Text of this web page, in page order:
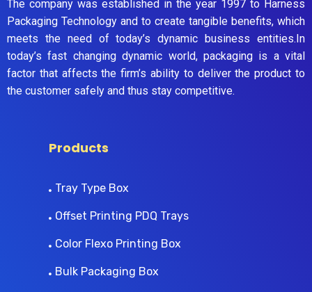
The company was established in the year 1997 to Harness
Packaging Technology and to create tangible benefits, which
meets the need of today’s dynamic business entities.In
today’s fast changing dynamic world, packaging is a vital
factor that affects the firm’s ability to deliver the product to
the customer safely and thus stay competitive.
Products
Tray Type Box
Offset Printing PDQ Trays
Color Flexo Printing Box
Bulk Packaging Box